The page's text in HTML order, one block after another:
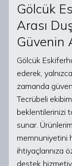
Gölcük
Arası
Güvenin
Gölcük
ederek,
zamanda
Tecrübeli
beklentilerinizi
sunar.
memnuniyetini
ihtiyaçlarınıza
destek